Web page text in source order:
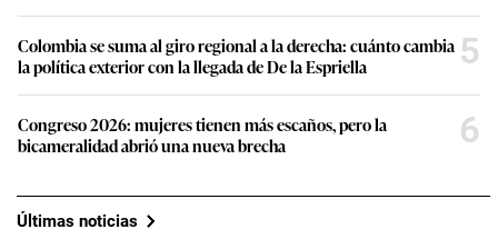
Colombia se suma al giro regional a la derecha: cuánto cambia
la política exterior con la llegada de De la Espriella
5
Congreso 2026: mujeres tienen más escaños, pero la
bicameralidad abrió una nueva brecha
6
Últimas noticias